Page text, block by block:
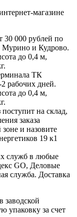
магазине
30 000 рублей по
Мурино и Кудрово.
до 0,4 м,
ТК
рабочих дней.
до 0,4 м,
на склад,
заказа
зоне и назовите
19 к1
служб в любые
GO, Деловые
служба. Доставка
заводской
упаковку за счет